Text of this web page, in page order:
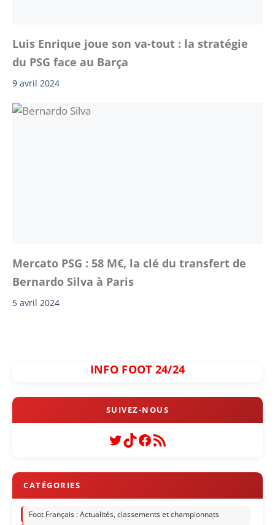
Luis Enrique joue son va-tout : la stratégie
du PSG face au Barça
9 avril 2024
Mercato PSG : 58 M€, la clé du transfert de
Bernardo Silva à Paris
5 avril 2024
INFO FOOT 24/24
Twitter
TikTok
Facebook
Flux RSS
Foot Français : Actualités, classements et championnats